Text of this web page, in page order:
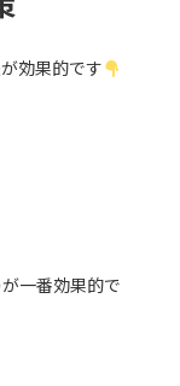
効果的です
一番効果的で